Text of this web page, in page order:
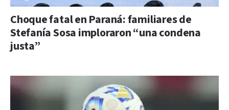
Choque fatal en Paraná: familiares de
Stefanía Sosa imploraron “una condena
justa”